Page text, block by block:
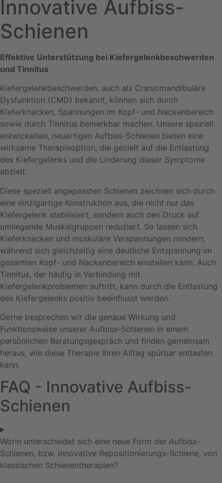
Innovative Aufbiss-
Schienen
Effektive Unterstützung bei Kiefergelenkbeschwerden
und Tinnitus
Kiefergelenkbeschwerden, auch als Craniomandibuläre
Dysfunktion (CMD) bekannt, können sich durch
Kieferknacken, Spannungen im Kopf- und Nackenbereich
sowie durch Tinnitus bemerkbar machen. Unsere speziell
entwickelten, neuartigen Aufbiss-Schienen bieten eine
wirksame Therapieoption, die gezielt auf die Entlastung
des Kiefergelenks und die Linderung dieser Symptome
abzielt.
Diese speziell angepassten Schienen zeichnen sich durch
eine einzigartige Konstruktion aus, die nicht nur das
Kiefergelenk stabilisiert, sondern auch den Druck auf
umliegende Muskelgruppen reduziert. So lassen sich
Kieferknacken und muskuläre Verspannungen mindern,
während sich gleichzeitig eine deutliche Entspannung im
gesamten Kopf- und Nackenbereich einstellen kann. Auch
Tinnitus, der häufig in Verbindung mit
Kiefergelenkproblemen auftritt, kann durch die Entlastung
des Kiefergelenks positiv beeinflusst werden.
Gerne besprechen wir die genaue Wirkung und
Funktionsweise unserer Aufbiss-Schienen in einem
persönlichen Beratungsgespräch und finden gemeinsam
heraus, wie diese Therapie Ihren Alltag spürbar entlasten
kann.
FAQ - Innovative Aufbiss-
Schienen
Worin unterscheidet sich eine neue Form der Aufbiss-
Schienen, bzw. innovative Repositionierungs-Schiene, von
klassischen Schienentherapien?